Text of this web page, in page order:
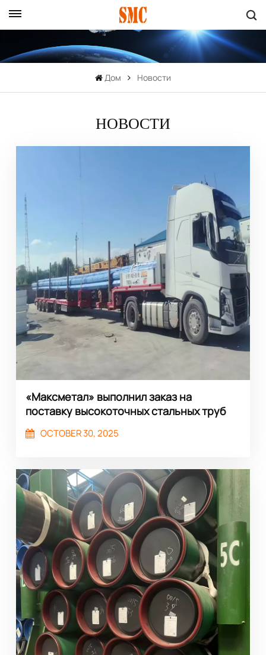
Дом Новости
НОВОСТИ
«Максметал» выполнил заказ на
поставку высокоточных стальных труб
для Екатеринбурга со 100% протоколом
испытаний
OCTOBER 30, 2025